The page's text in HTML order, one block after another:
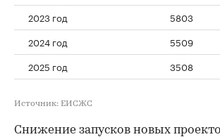
2023 год
5803
2024 год
5509
2025 год
3508
Источник: ЕИСЖС
Снижение запусков новых